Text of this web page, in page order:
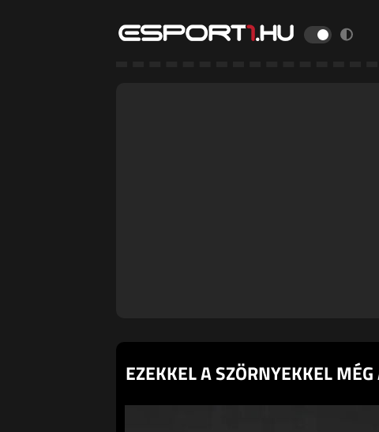
EZEKKEL A SZÖRNYEKKEL